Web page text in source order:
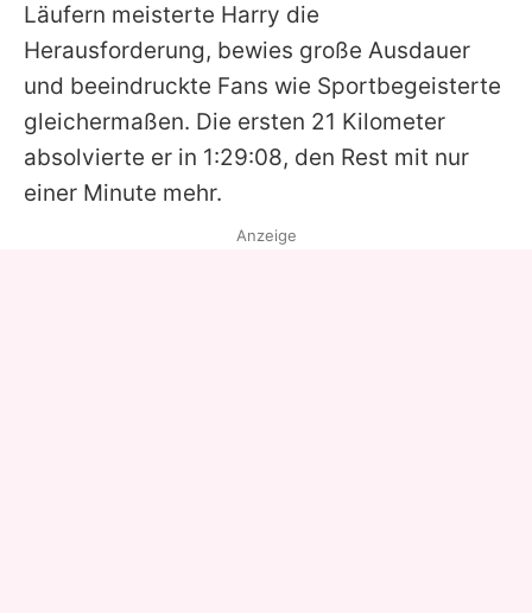
Läufern meisterte Harry die
Herausforderung, bewies große Ausdauer
und beeindruckte Fans wie Sportbegeisterte
gleichermaßen. Die ersten 21 Kilometer
absolvierte er in 1:29:08, den Rest mit nur
einer Minute mehr.
Anzeige